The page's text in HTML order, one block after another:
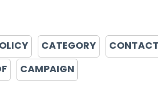
CATEGORY CONTACT
CAMPAIGN